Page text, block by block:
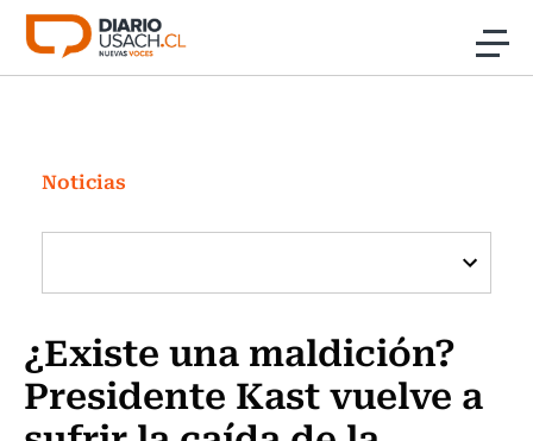
Click acá para ir directamente al contenido
Investigación
Cultura
Programas Radio y TV Usach
Noticias
¿Existe una maldición?
Presidente Kast vuelve a